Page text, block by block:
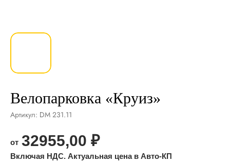
Велопарковка «Круиз»
Артикул: DM 231.11
32955,00 ₽